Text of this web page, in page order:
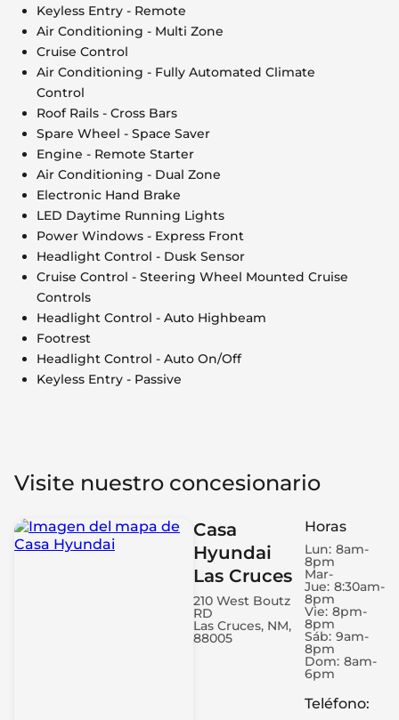
Keyless Entry - Remote
Air Conditioning - Multi Zone
Cruise Control
Air Conditioning - Fully Automated Climate
Control
Roof Rails - Cross Bars
Spare Wheel - Space Saver
Engine - Remote Starter
Air Conditioning - Dual Zone
Electronic Hand Brake
LED Daytime Running Lights
Power Windows - Express Front
Headlight Control - Dusk Sensor
Cruise Control - Steering Wheel Mounted Cruise
Controls
Headlight Control - Auto Highbeam
Footrest
Headlight Control - Auto On/Off
Keyless Entry - Passive
Visite nuestro concesionario
Casa
Hyundai
Las Cruces
210 West Boutz
RD
Las Cruces, NM,
88005
Horas
Lun: 8am-
8pm
Mar-
Jue: 8:30am-
8pm
Vie: 8pm-
8pm
Sáb: 9am-
8pm
Dom: 8am-
6pm
Teléfono: